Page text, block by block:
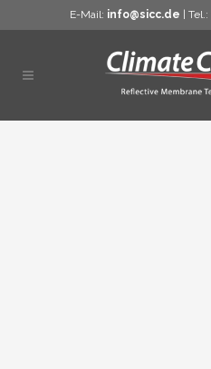
E-Mail: info@sicc.de | Tel.: